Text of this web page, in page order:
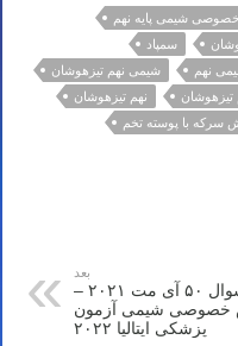
شیمی پایه نهم
سمپاد
نهم
شیمی نهم تیزهوشان
نهم تیزهوشان
سرکه با پوسته تخم
بعد
پاسخ سوال ۵۰ آی مت ۲۰۲۱ –
خصوصی شیمی آزمون
پزشکی ایتالیا ۲۰۲۲